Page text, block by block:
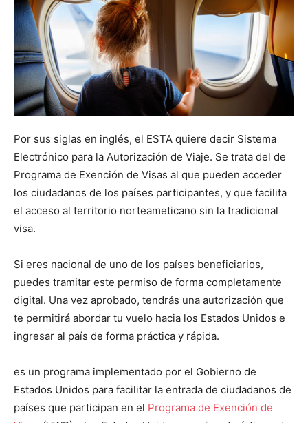
Por sus siglas en inglés, el ESTA quiere decir Sistema
Electrónico para la Autorización de Viaje. Se trata del de
Programa de Exención de Visas al que pueden acceder
los ciudadanos de los países participantes, y que facilita
el acceso al territorio norteameticano sin la tradicional
visa.
Si eres nacional de uno de los países beneficiarios,
puedes tramitar este permiso de forma completamente
digital. Una vez aprobado, tendrás una autorización que
te permitirá abordar tu vuelo hacia los Estados Unidos e
ingresar al país de forma práctica y rápida.
es un programa implementado por el Gobierno de
Estados Unidos para facilitar la entrada de ciudadanos de
países que participan en el Programa de Exención de